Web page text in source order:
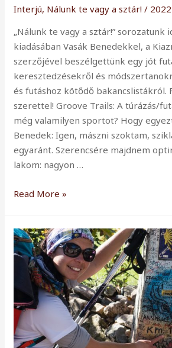
Interjú, Nálunk te vagy a sztár! /
„Nálunk te vagy a sztár!” sorozatunk
kiadásában Vasák Benedekkel, a
szerzőjével beszélgettünk egy jót
keresztedzésekről és
és futáshoz kötődő bakancslistákról.
szerettel! Groove Trails: A túrázás/
még valamilyen sportot? Hogy
Benedek: Igen, mászni szoktam,
egyaránt. Szerencsére majdnem
lakom: nagyon …
Interjú
a
Kiazmus
blog
szerzőjével
Nálunk
te
vagy
Read More »